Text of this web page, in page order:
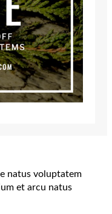
natus voluptatem
et arcu natus